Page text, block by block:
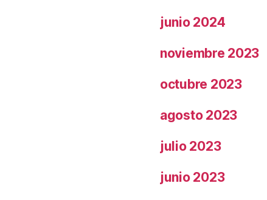
junio 2024
noviembre 2023
octubre 2023
agosto 2023
julio 2023
junio 2023